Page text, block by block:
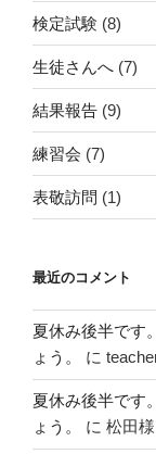
検定試験 (8)
生徒さんへ (7)
結果報告 (9)
練習会 (7)
表敬訪問 (1)
最近のコメント
夏休み後半です
ょう。
に
夏休み後半です
ょう。
に 松田様